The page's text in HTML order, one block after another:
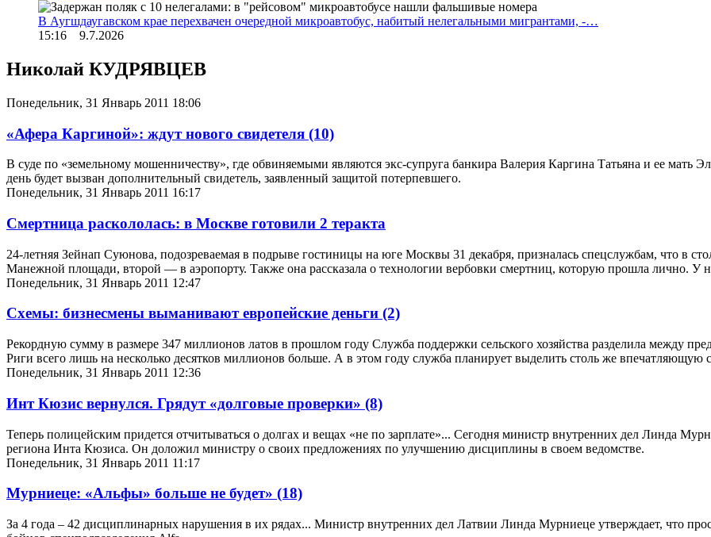
В Аугшдаугавском крае перехвачен очередной микроавтобус, набитый нелегальными мигрантами, -…
15:16 9.7.2026
Николай КУДРЯВЦЕВ
Понедельник, 31 Январь 2011 18:06
«Афера Каргиной»: ждут нового свидетеля (10)
В суде по «земельному мошенничеству», где обвиняемыми являются экс-супруга банкира Валерия Каргина Татьяна и ее мать
день будет вызван дополнительный свидетель, заявленный защитой потерпевшего.
Понедельник, 31 Январь 2011 16:17
Смертница раскололась: в Москве готовили 2 теракта
24-летняя Зейнап Суюнова, подозреваемая в подрыве гостиницы на юге Москвы 31 декабря, призналась спецслужбам, что в
Манежной площади, второй — в аэропорту. Также она рассказала о технологии вербовки смертниц, которую прошла лично. У
Понедельник, 31 Январь 2011 12:47
Схемы: бизнесмены выманивают европейские деньги (2)
Рекордную сумму в размере 347 миллионов латов в прошлом году Служба поддержки сельского хозяйства разделила между
Риги всего лишь на несколько десятков миллионов больше. А в этом году служба планирует выделить столь же
Понедельник, 31 Январь 2011 12:36
Инт Кюзис вернулся. Грядут «долговые проверки» (8)
Теперь полицейским придется отчитываться о долгах и вещах «не по зарплате»... Сегодня министр внутренних дел Линда
региона Инта Кюзиса. Он доложил министру о своих предложениях по улучшению дисциплины в своем ведомстве.
Понедельник, 31 Январь 2011 11:17
Мурниеце: «Альфы» больше не будет» (18)
За 4 года – 42 дисциплинарных нарушения в их рядах... Министр внутренних дел Латвии Линда Мурниеце утверждает, что